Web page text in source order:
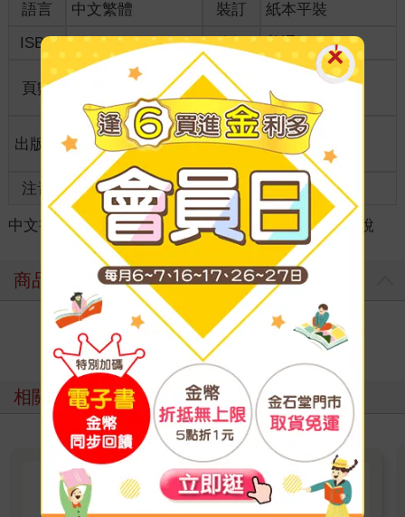
語言 中文繁體 裝訂
紙本平裝
ISBN
9789574501854 分級 普通級
頁數
商品規
格
25開15*21cm
出版地 台灣
適讀年
全齡適讀
注音 級別
中文書 ＞ 文學 ＞ 歷史/武俠小說 ＞ 中國歷史小說
商品評價
寫評價
相關主題
【一起追劇】最熱影視改編